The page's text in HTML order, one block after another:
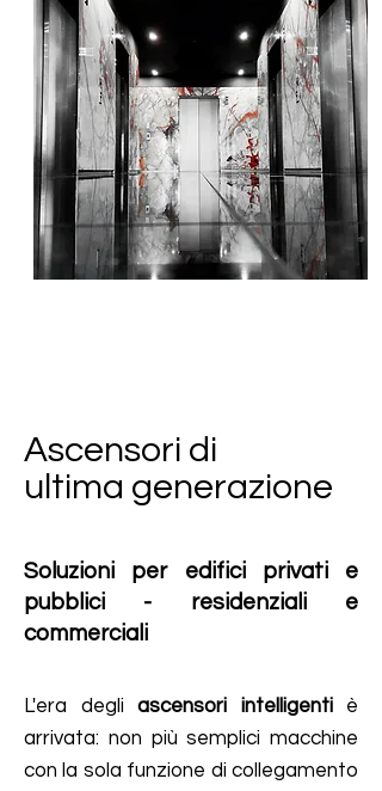
Ascensori di
ultima generazione
Soluzioni per edifici privati e
pubblici - residenziali e
commerciali
L'era degli ascensori intelligentiè
arrivata: non più semplici macchine
con la sola funzione di collegamento